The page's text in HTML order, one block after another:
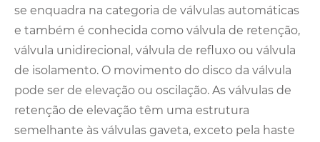
se enquadra na categoria de válvulas automáticas
e também é conhecida como válvula de retenção,
válvula unidirecional, válvula de refluxo ou válvula
de isolamento. O movimento do disco da válvula
pode ser de elevação ou oscilação. As válvulas de
retenção de elevação têm uma estrutura
semelhante às válvulas gaveta, exceto pela haste